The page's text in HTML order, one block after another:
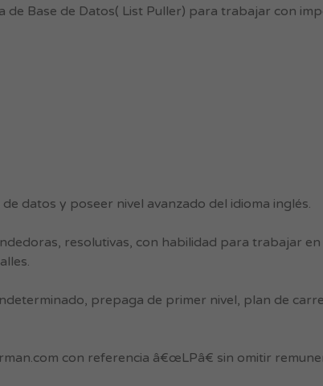
de Base de Datos( List Puller) para trabajar con
datos y poseer nivel avanzado del idioma inglés.
resolutivas, con habilidad para trabajar
prepaga de primer nivel, plan de
con referencia â€œLPâ€ sin omitir